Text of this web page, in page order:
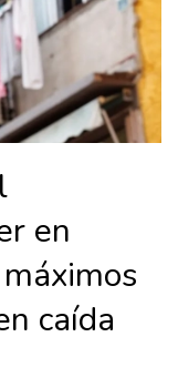
en
caída